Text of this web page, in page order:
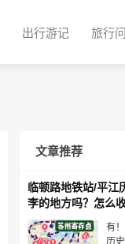
出行游记 旅行
文章推荐
临顿路地铁站/平江
李的地方吗？怎么收
有
历